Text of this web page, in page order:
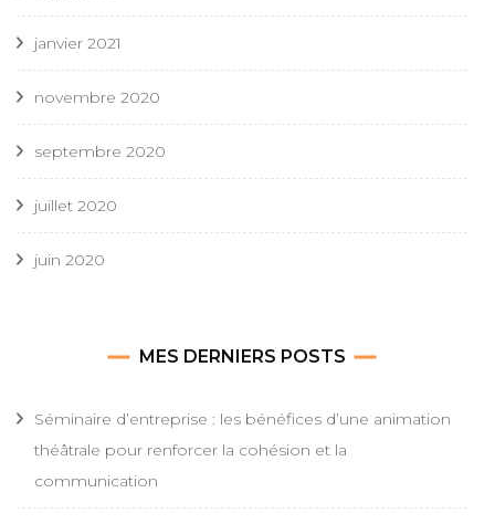
janvier 2021
novembre 2020
septembre 2020
juillet 2020
juin 2020
MES DERNIERS POSTS
Séminaire d’entreprise : les bénéfices d’une animation
théâtrale pour renforcer la cohésion et la
communication